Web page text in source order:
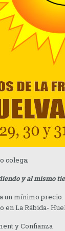
colega;
y al mismo
un mínimo precio.
en La Rábida-
y Confianza